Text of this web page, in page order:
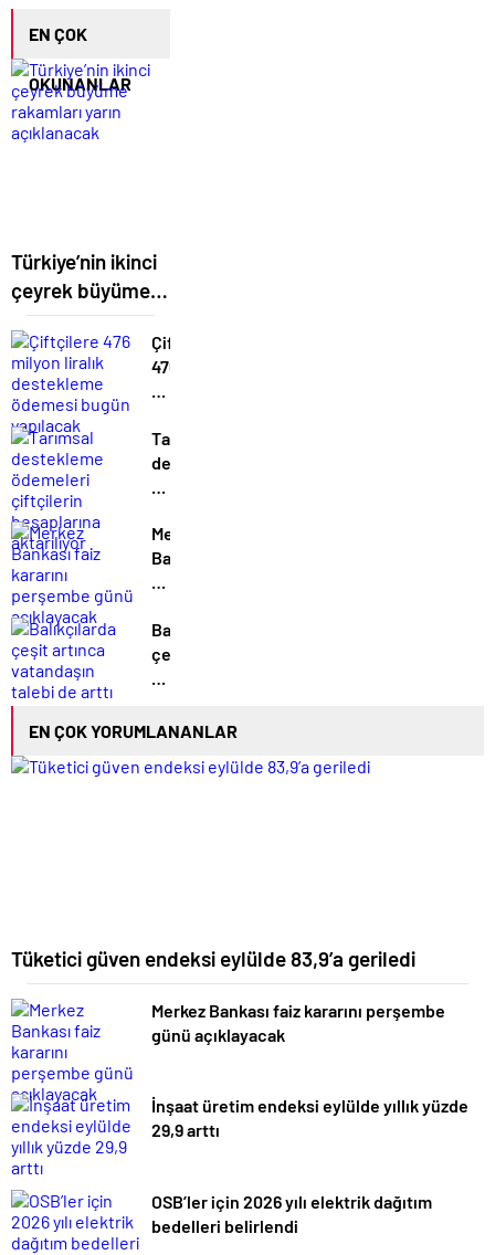
EN ÇOK
OKUNANLAR
Türkiye’nin ikinci
çeyrek büyüme
rakamları yarın
açıklanacak
Çiftçilere
476
milyon
destekleme
ödemesi
bugün
Tarımsal
destekleme
ödemeleri
hesaplarına
aktarılıyor
Merkez
Bankası
faiz
perşembe
günü
açıklayacak
Balıkçılarda
çeşit
artınca
talebi
arttı
EN ÇOK YORUMLANANLAR
Tüketici güven endeksi eylülde 83,9’a geriledi
Merkez Bankası faiz kararını perşembe
günü açıklayacak
İnşaat üretim endeksi eylülde yıllık yüzde
29,9 arttı
OSB’ler için 2026 yılı elektrik dağıtım
bedelleri belirlendi